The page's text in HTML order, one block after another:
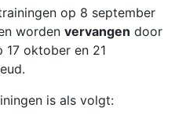
op 8 september
worden vervangen door
oktober en 21
is als volgt: